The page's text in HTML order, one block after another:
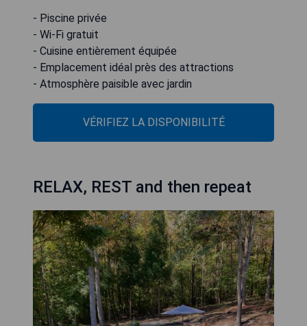
- Piscine privée
- Wi-Fi gratuit
- Cuisine entièrement équipée
- Emplacement idéal près des attractions
- Atmosphère paisible avec jardin
VÉRIFIEZ LA DISPONIBILITÉ
RELAX, REST and then repeat